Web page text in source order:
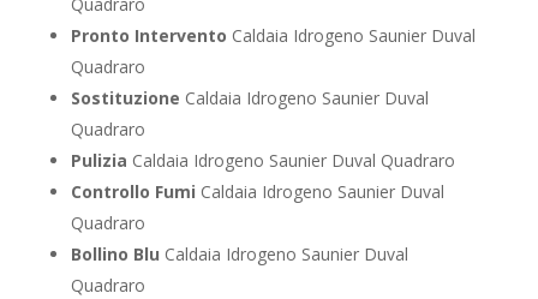
Quadraro
Pronto Intervento Caldaia Idrogeno Saunier Duval
Quadraro
Sostituzione Caldaia Idrogeno Saunier Duval
Quadraro
Pulizia Caldaia Idrogeno Saunier Duval Quadraro
Controllo Fumi Caldaia Idrogeno Saunier Duval
Quadraro
Bollino Blu Caldaia Idrogeno Saunier Duval
Quadraro